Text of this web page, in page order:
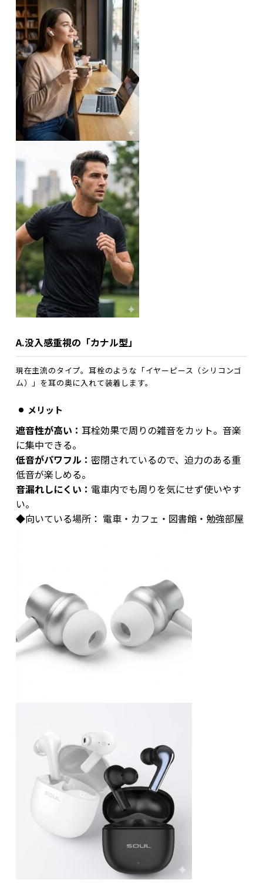
A.没入感重視の「カナル型」
現在主流のタイプ。耳栓のような「イヤーピース（シリコンゴ
ム）」を耳の奥に入れて装着します。
メリット
遮音性が高い： 耳栓効果で周りの雑音をカット。音楽
に集中できる。
低音がパワフル： 密閉されているので、迫力のある重
低音が楽しめる。
音漏れしにくい： 電車内でも周りを気にせず使いやす
い。
◆向いている場所： 電車・カフェ・図書館・勉強部屋